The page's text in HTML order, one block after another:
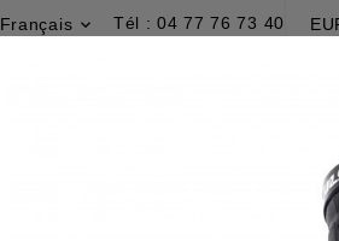
Français  Tél :04 77 76 73 40